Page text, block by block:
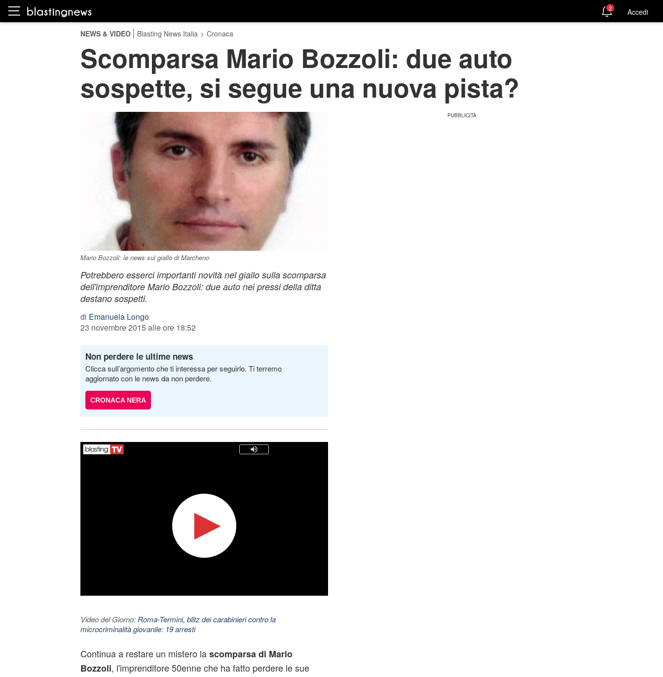
2 Accedi
NEWS & VIDEO Blasting News Italia > Cronaca
Scomparsa Mario Bozzoli: due auto
sospette, si segue una nuova pista?
Mario Bozzoli: le news sul giallo di Marcheno
Potrebbero esserci importanti novità nel giallo sulla scomparsa
dell'imprenditore Mario Bozzoli: due auto nei pressi della ditta
destano sospetti.
di Emanuela Longo
23 novembre 2015 alle ore 18:52
Non perdere le ultime news
Clicca sull’argomento che ti interessa per seguirlo. Ti terremo
aggiornato con le news da non perdere.
CRONACA NERA
Video del Giorno: Roma-Termini, blitz dei carabinieri contro la
microcriminalità giovanile: 19 arresti
Continua a restare un mistero lascomparsa di Mario
Bozzoli, l'imprenditore 50enne che ha fatto perdere le sue